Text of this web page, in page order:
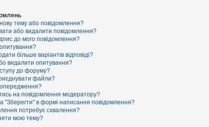
тему або повідомлення?
або видалити повідомлення?
до мого повідомлення?
більше варіантів відповіді?
видалити опитування?
до форуму?
файли?
на повідомлення модератору?
"Зберегти" в формі написання повідомлення?
потребує схвалення?
мою тему?